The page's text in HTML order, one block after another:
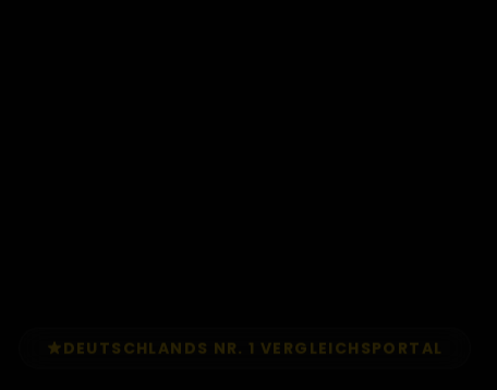
DEUTSCHLANDS NR. 1 VERGLEICHSPORTAL